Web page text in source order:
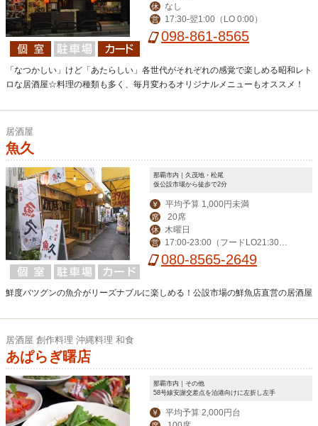
休 なし
営 17:30-翌1:00（LO 0:00）
098-861-8565
「なつかしい」けど「あたらしい」各世代がそれぞれの感覚で楽しめる昭和レト
ロな居酒屋☆料理の種類も多く、毎月変わるオリジナルメニューもオススメ！
居酒屋
魚久
那覇市内｜久茂地・松尾
仮公設市場から徒歩で2分
￥ 平均予算 1,000円未満
席 20席
休 木曜日
営
17:00-23:00（フードLO21:30・
ドリンク22：30）金・土17:00-24:00
080-8565-2649
鮮度バツグンの魚介がリーズナブルに楽しめる！公設市場の鮮魚店直営の居酒屋
居酒屋 創作料理 沖縄料理 和食
あぱらぎ曙店
那覇市内｜その他
58号線安謝交差点を泊港向けに左折し左手
￥ 平均予算 2,000円台